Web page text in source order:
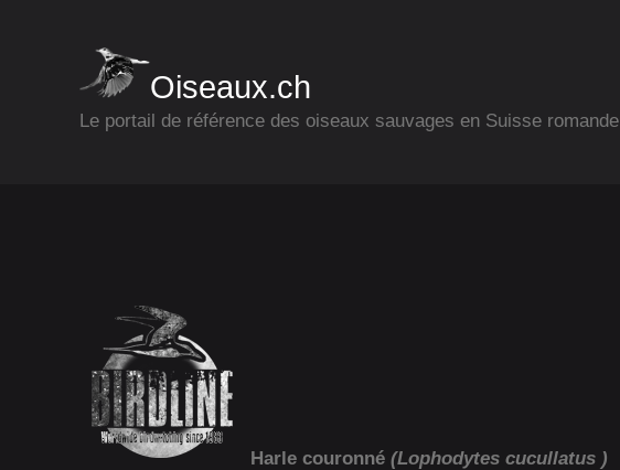
Oiseaux.ch
Le portail de référence des oiseaux sauvages en Suisse romande
Harle couronné (Lophodytes cucullatus )